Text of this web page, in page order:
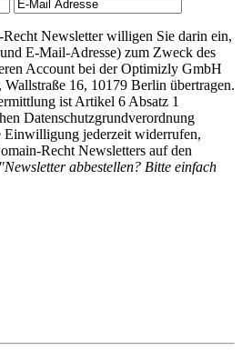
Newsletter willigen Sie darin ein,
E-Mail-Adresse) zum Zweck des
Account bei der Optimizly GmbH
16, 10179 Berlin übertragen.
ist Artikel 6 Absatz 1
Datenschutzgrundverordnung
jederzeit widerrufen,
Recht Newsletters auf den
"Newsletter abbestellen? Bitte einfach